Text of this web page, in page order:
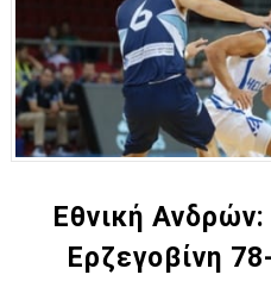
Εθνική
Ερζεγοβίνη